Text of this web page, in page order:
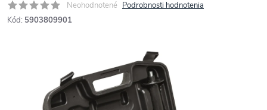
Neohodnotené Podrobnosti hodnotenia
Kód: 5903809901